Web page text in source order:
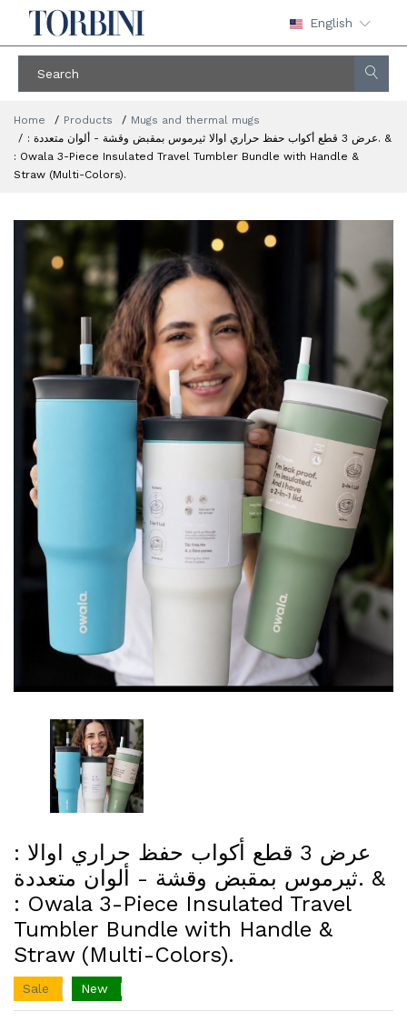
English
Home Products
Mugs and thermal mugs
: عرض 3 قطع أكواب حفظ حراري اوالا ثيرموس بمقبض وقشة - ألوان متعددة. &
: Owala 3-Piece Insulated Travel Tumbler Bundle with Handle &
Straw (Multi-Colors).
: عرض 3 قطع أكواب حفظ حراري اوالا
ثيرموس بمقبض وقشة - ألوان متعددة. &
: Owala 3-Piece Insulated Travel
Tumbler Bundle with Handle &
Straw (Multi-Colors).
Sale New